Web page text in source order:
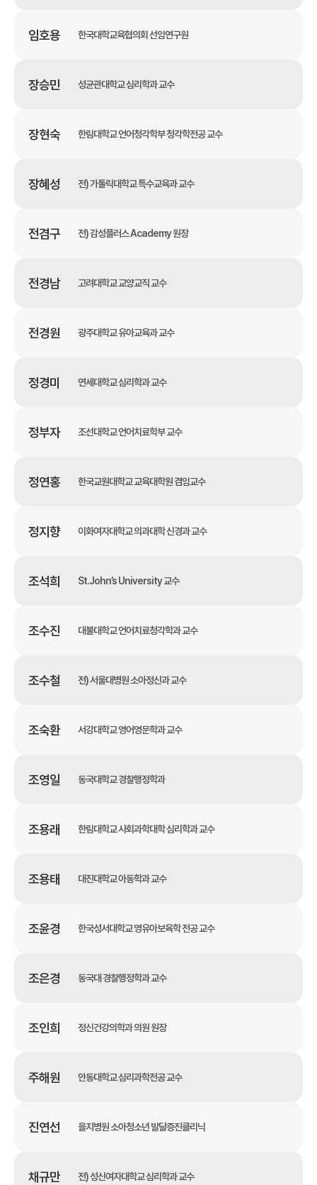
임호용 한국대학교육협의회 선임연구원
장승민 성균관대학교 심리학과 교수
장현숙 한림대학교 언어청각학부 청각학전공 교수
장혜성 전) 가톨릭대학교 특수교육과 교수
전겸구 전) 감성플러스 Academy 원장
전경남 고려대학교 교양교직 교수
전경원 광주대학교 유아교육과 교수
정경미 연세대학교 심리학과 교수
정부자 조선대학교 언어치료학부 교수
정연홍 한국교원대학교 교육대학원 겸임교수
정지향 이화여자대학교 의과대학 신경과 교수
조석희 St.John’s University 교수
조수진 대불대학교 언어치료청각학과 교수
조수철 전) 서울대병원 소아정신과 교수
조숙환 서강대학교 영어영문학과 교수
조영일 동국대학교 경찰행정학과
조용래 한림대학교 사회과학대학 심리학과 교수
조용태 대진대학교 아동학과 교수
조윤경 한국성서대학교 영유아보육학 전공 교수
조은경 동국대 경찰행정학과 교수
조인희 정신건강의학과 의원 원장
주해원 안동대학교 심리과학전공 교수
진연선 을지병원 소아청소년 발달증진클리닉
채규만 전) 성신여자대학교 심리학과 교수